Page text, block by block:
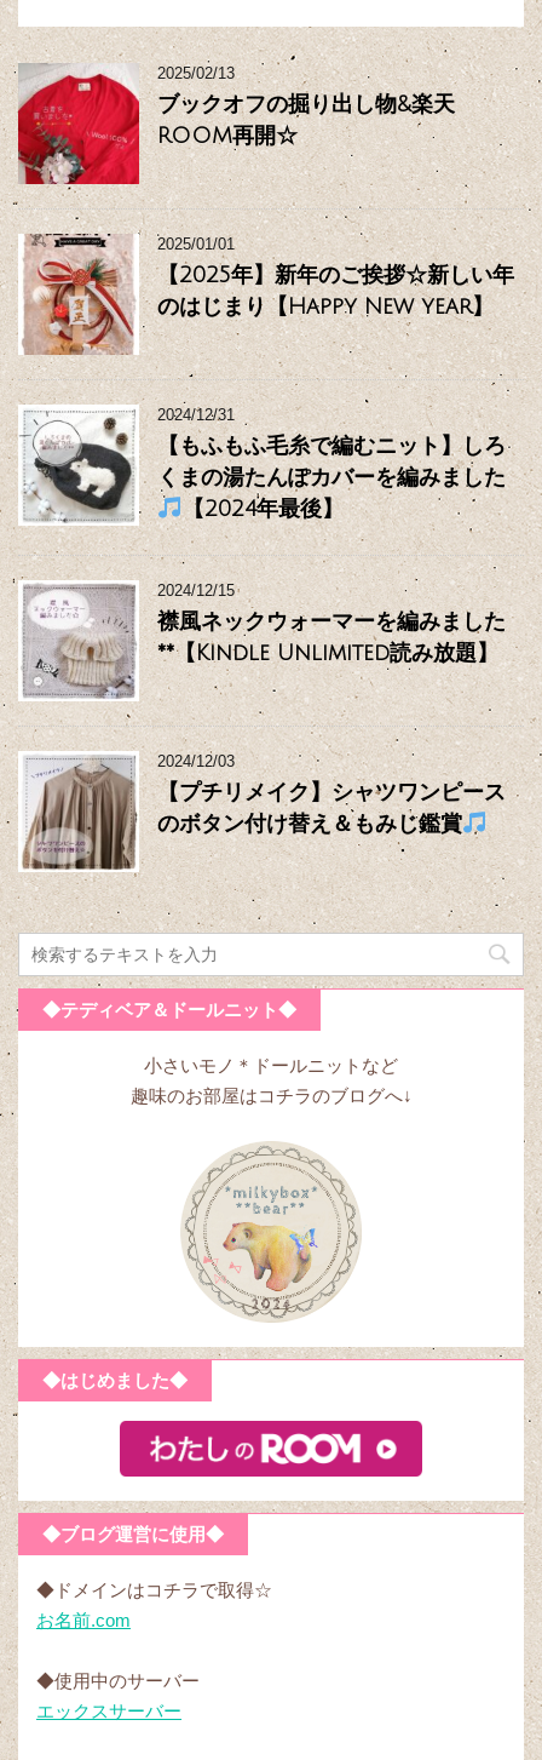
2025/02/13
ブックオフの掘り出し物&楽天
ROOM再開☆
2025/01/01
【2025年】新年のご挨拶☆新しい年
のはじまり【Happy New year】
2024/12/31
【もふもふ毛糸で編むニット】しろ
くまの湯たんぽカバーを編みました
【2024年最後】
2024/12/15
襟風ネックウォーマーを編みました
**【Kindle Unlimited読み放題】
2024/12/03
【プチリメイク】シャツワンピース
のボタン付け替え＆もみじ鑑賞
◆テディベア＆ドールニット◆
小さいモノ＊ドールニットなど
趣味のお部屋はコチラのブログへ↓
◆はじめました◆
◆ブログ運営に使用◆
◆ドメインはコチラで取得☆
お名前.com
◆使用中のサーバー
エックスサーバー